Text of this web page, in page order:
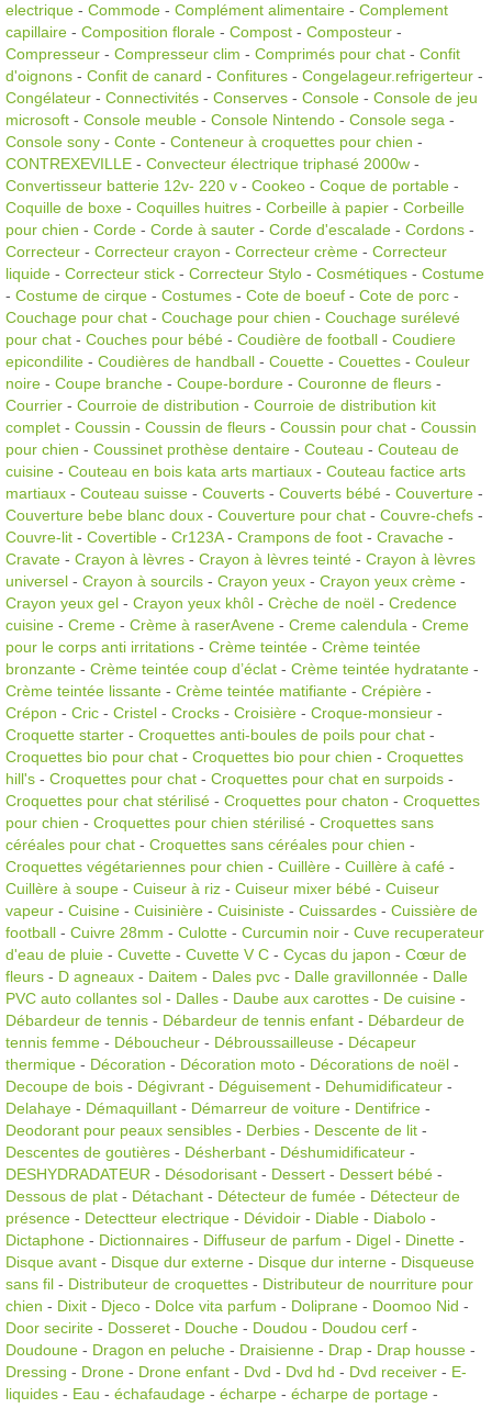
electrique - Commode - Complément alimentaire - Complement
capillaire - Composition florale - Compost - Composteur -
Compresseur - Compresseur clim - Comprimés pour chat - Confit
d'oignons - Confit de canard - Confitures - Congelageur.refrigerteur -
Congélateur - Connectivités - Conserves - Console - Console de jeu
microsoft - Console meuble - Console Nintendo - Console sega -
Console sony - Conte - Conteneur à croquettes pour chien -
CONTREXEVILLE - Convecteur électrique triphasé 2000w -
Convertisseur batterie 12v- 220 v - Cookeo - Coque de portable -
Coquille de boxe - Coquilles huitres - Corbeille à papier - Corbeille
pour chien - Corde - Corde à sauter - Corde d'escalade - Cordons -
Correcteur - Correcteur crayon - Correcteur crème - Correcteur
liquide - Correcteur stick - Correcteur Stylo - Cosmétiques - Costume
- Costume de cirque - Costumes - Cote de boeuf - Cote de porc -
Couchage pour chat - Couchage pour chien - Couchage surélevé
pour chat - Couches pour bébé - Coudière de football - Coudiere
epicondilite - Coudières de handball - Couette - Couettes - Couleur
noire - Coupe branche - Coupe-bordure - Couronne de fleurs -
Courrier - Courroie de distribution - Courroie de distribution kit
complet - Coussin - Coussin de fleurs - Coussin pour chat - Coussin
pour chien - Coussinet prothèse dentaire - Couteau - Couteau de
cuisine - Couteau en bois kata arts martiaux - Couteau factice arts
martiaux - Couteau suisse - Couverts - Couverts bébé - Couverture -
Couverture bebe blanc doux - Couverture pour chat - Couvre-chefs -
Couvre-lit - Covertible - Cr123A- Crampons de foot - Cravache -
Cravate - Crayon à lèvres - Crayon à lèvres teinté - Crayon à lèvres
universel - Crayon à sourcils - Crayon yeux - Crayon yeux crème -
Crayon yeux gel - Crayon yeux khôl - Crèche de noël - Credence
cuisine - Creme - Crème à raserAvene - Creme calendula - Creme
pour le corps anti irritations - Crème teintée - Crème teintée
bronzante - Crème teintée coup d’éclat - Crème teintée hydratante -
Crème teintée lissante - Crème teintée matifiante - Crépière -
Crépon - Cric - Cristel - Crocks - Croisière - Croque-monsieur -
Croquette starter - Croquettes anti-boules de poils pour chat -
Croquettes bio pour chat - Croquettes bio pour chien - Croquettes
hill's - Croquettes pour chat - Croquettes pour chat en surpoids -
Croquettes pour chat stérilisé - Croquettes pour chaton - Croquettes
pour chien - Croquettes pour chien stérilisé - Croquettes sans
céréales pour chat - Croquettes sans céréales pour chien -
Croquettes végétariennes pour chien - Cuillère - Cuillère à café -
Cuillère à soupe - Cuiseur à riz - Cuiseur mixer bébé - Cuiseur
vapeur - Cuisine - Cuisinière - Cuisiniste - Cuissardes - Cuissière de
football - Cuivre 28mm - Culotte - Curcumin noir - Cuve recuperateur
d'eau de pluie - Cuvette - Cuvette V C - Cycas du japon - Cœur de
fleurs - D agneaux - Daitem - Dales pvc - Dalle gravillonnée - Dalle
PVC auto collantes sol - Dalles - Daube aux carottes - De cuisine -
Débardeur de tennis - Débardeur de tennis enfant - Débardeur de
tennis femme - Déboucheur - Débroussailleuse - Décapeur
thermique - Décoration - Décoration moto - Décorations de noël -
Decoupe de bois - Dégivrant - Déguisement - Dehumidificateur -
Delahaye - Démaquillant - Démarreur de voiture - Dentifrice -
Deodorant pour peaux sensibles - Derbies - Descente de lit -
Descentes de goutières - Désherbant - Déshumidificateur -
DESHYDRADATEUR - Désodorisant - Dessert - Dessert bébé -
Dessous de plat - Détachant - Détecteur de fumée - Détecteur de
présence - Detectteur electrique - Dévidoir - Diable - Diabolo -
Dictaphone - Dictionnaires - Diffuseur de parfum - Digel - Dinette -
Disque avant - Disque dur externe - Disque dur interne - Disqueuse
sans fil - Distributeur de croquettes - Distributeur de nourriture pour
chien - Dixit - Djeco - Dolce vita parfum - Doliprane - Doomoo Nid -
Door secirite - Dosseret - Douche - Doudou - Doudou cerf -
Doudoune - Dragon en peluche - Draisienne - Drap - Drap housse -
Dressing - Drone - Drone enfant - Dvd - Dvd hd - Dvd receiver - E-
liquides - Eau - échafaudage - écharpe - écharpe de portage -